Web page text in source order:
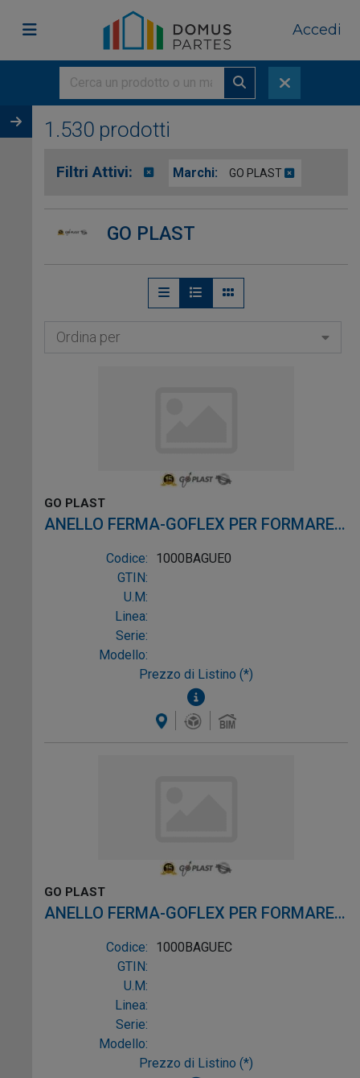
Accedi
1.530 prodotti
Filtri Attivi: Marchi: GO PLAST
GO PLAST
Ordina per
GO PLAST
ANELLO FERMA-GOFLEX PER FORMARE
SIFONE CON TUBI FLESSIBILI
Codice:
1000BAGUE0
GTIN:
U.M:
Linea:
Serie:
Modello:
Prezzo di Listino (*)
GO PLAST
ANELLO FERMA-GOFLEX PER FORMARE
SIFONE CON TUBI FLESSIBILI C
Codice:
1000BAGUEC
GTIN:
U.M:
Linea:
Serie:
Modello:
Prezzo di Listino (*)